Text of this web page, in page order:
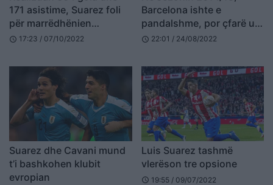
171 asistime, Suarez foli
për marrëdhënien
speciale të treshes MSN
schedule 17:23 / 07/10/2022
Barcelona ishte e
pandalshme, por çfarë u
dha forcë lojtarëve?
schedule 22:01 / 24/08/2022
Suarez dhe Cavani mund
t’i bashkohen klubit
evropian
Luis Suarez tashmë
vlerëson tre opsione
schedule 19:55 / 09/07/2022